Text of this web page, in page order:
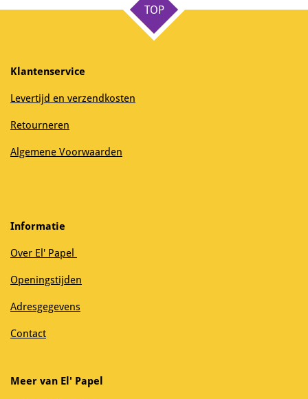
TOP
Klantenservice
Levertijd en verzendkosten
Retourneren
Algemene Voorwaarden
Informatie
Over El' Papel
Openingstijden
Adresgegevens
Contact
Meer van El' Papel